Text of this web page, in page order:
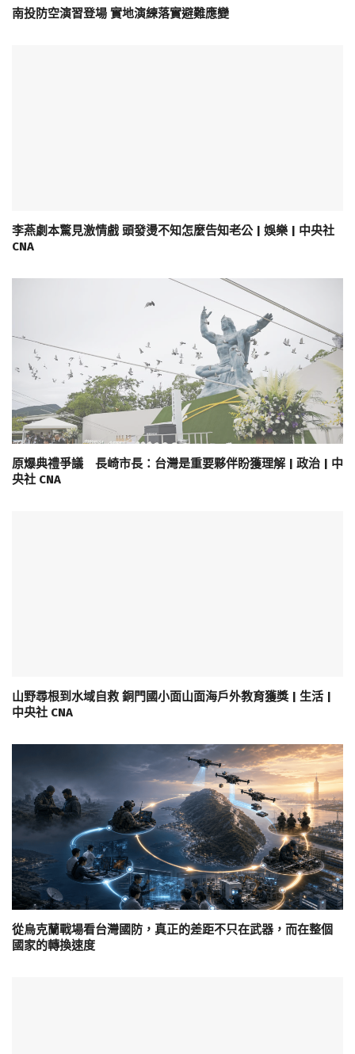
南投防空演習登場 實地演練落實避難應變
李燕劇本驚見激情戲 頭發燙不知怎麼告知老公 | 娛樂 | 中央社
CNA
原爆典禮爭議 長崎市長：台灣是重要夥伴盼獲理解 | 政治 | 中
央社 CNA
山野尋根到水域自救 銅門國小面山面海戶外教育獲獎 | 生活 |
中央社 CNA
從烏克蘭戰場看台灣國防，真正的差距不只在武器，而在整個
國家的轉換速度